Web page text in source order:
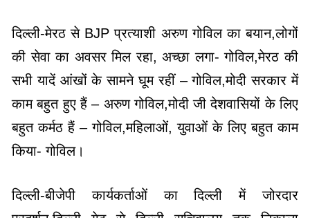
दिल्ली-मेरठ से BJP प्रत्याशी अरुण गोविल का बयान,लोगों
की सेवा का अवसर मिल रहा, अच्छा लगा- गोविल,मेरठ की
सभी यादें आंखों के सामने घूम रहीं – गोविल,मोदी सरकार में
काम बहुत हुए हैं – अरुण गोविल,मोदी जी देशवासियों के लिए
बहुत कर्मठ हैं – गोविल,महिलाओं, युवाओं के लिए बहुत काम
किया- गोविल।
दिल्ली-बीजेपी कार्यकर्ताओं का दिल्ली में जोरदार